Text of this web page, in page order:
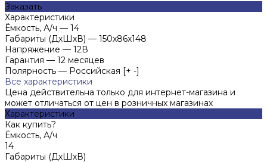
Заказать
Характеристики
Ёмкость, А/ч — 14
Габариты (ДхШхВ) — 150x86x148
Напряжение — 12В
Гарантия — 12 месяцев
Полярность — Российская [+ -]
Все характеристики
Цена действительна только для интернет-магазина и
может отличаться от цен в розничных магазинах
Характеристики
Как купить?
Ёмкость, А/ч
14
Габариты (ДхШхВ)